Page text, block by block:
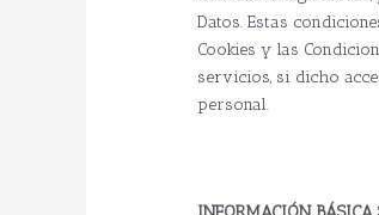
Datos. Estas
Cookies y las
servicios, si dicho
personal.